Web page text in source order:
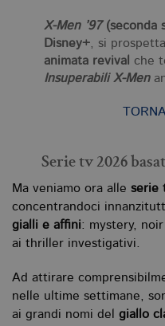
X-Men ’97(seconda
Disney+, si
animata revival
che
Insuperabili X-Men
Serie tv 2026
Ma veniamo ora alle serie
concentrandoci
gialli e affini: mystery,
ai thriller investigativi.
Ad attirare
nelle ultime settimane,
ai grandi nomi del giallo
Nome